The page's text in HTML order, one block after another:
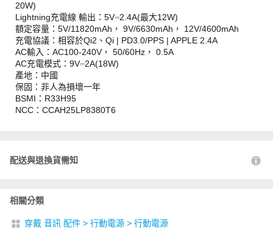
20W)
Lightning充電線 輸出：5V⎓2.4A(最大12W)
額定容量：5V/11820mAh， 9V/6630mAh， 12V/4600mAh
充電協議：相容於Qi2、Qi | PD3.0/PPS | APPLE 2.4A
AC輸入：AC100-240V， 50/60Hz， 0.5A
AC充電模式：9V⎓2A(18W)
產地：中國
保固：非人為損壞一年
BSMI：R33H95
NCC：CCAH25LP8380T6
配送與退換貨需知
相關分類
穿戴 音訊 配件 > 行動電源 > 行動電源